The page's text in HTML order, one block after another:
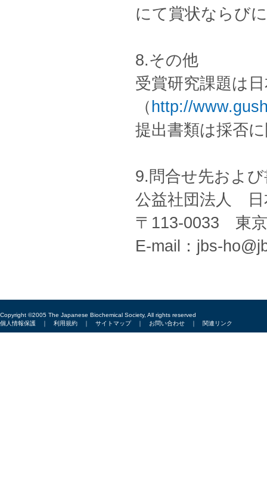
にて賞状ならび
8.その他
受賞研究課題は
（ http://
提出書類は採否
9.問合せ先およ
公益社団法人 日
〒113-0033 東
E-mail：jbs-
Copyright ©2005 The Japanese Biochemical Society, All rights reserved
個人情報保護 ｜ 利用規約 ｜ サイトマップ｜ お問い合わせ ｜ 関連リンク